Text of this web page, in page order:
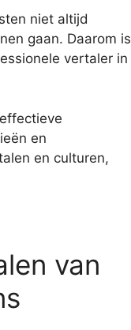
niet altijd
gaan. Daarom is
vertaler in
en
en culturen,
van